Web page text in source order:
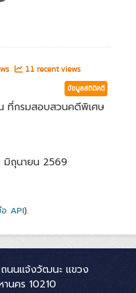
11 recent views
ข้อมูลสถิติคดี
ที่กรมสอบสวนคดีพิเศษ
ถุนายน 2569
API).
นนแจ้งวัฒนะ แขวง
นคร 10210